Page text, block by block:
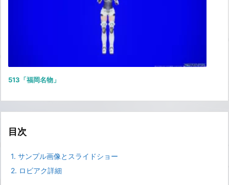
513「福岡名物」
目次
1. サンプル画像とスライドショー
2. ロビアク詳細